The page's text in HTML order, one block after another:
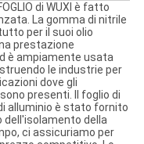
di WUXI è fatto
La gomma di nitrile
per il suoi olio
prestazione
è ampiamente usata
le industrie per
dove gli
presenti. Il foglio di
alluminio è stato fornito
della
ci assicuriamo per